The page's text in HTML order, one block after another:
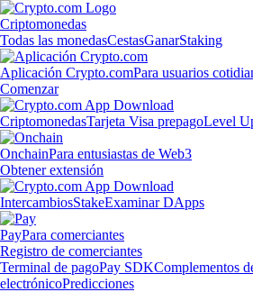
Criptomonedas
Todas las monedasCestasGanarStaking
Aplicación Crypto.comPara usuarios
Comenzar
CriptomonedasTarjeta Visa prepagoLevel
OnchainPara entusiastas de Web3
Obtener extensión
IntercambiosStakeExaminar DApps
PayPara comerciantes
Registro de comerciantes
Terminal de pagoPay SDKComplementos
electrónicoPredicciones